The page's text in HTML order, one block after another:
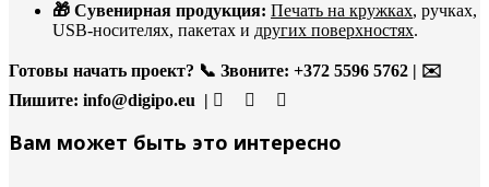
🎁 Сувенирная продукция: Печать на кружках, ручках,
USB-носителях, пакетах и других поверхностях.
Готовы начать проект? 📞 Звоните: +372 5596 5762 | ✉️
Пишите: info@digipo.eu |
Вам может быть это интересно